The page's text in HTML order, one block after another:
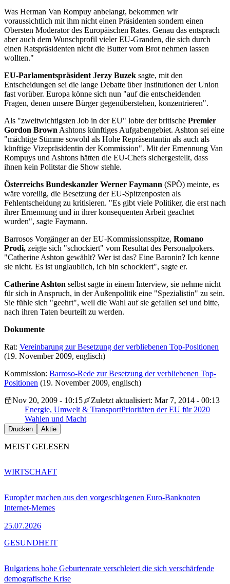
Was Herman Van Rompuy anbelangt, bekommen wir
voraussichtlich mit ihm nicht einen Präsidenten sondern einen
Obersten Moderator des Europäischen Rates. Genau das entsprach
aber auch dem Wunschprofil vieler EU-Granden, die sich durch
einen Ratspräsidenten nicht die Butter vom Brot nehmen lassen
wollten."
EU-Parlamentspräsident Jerzy Buzek sagte, mit den
Entscheidungen sei die lange Debatte über Institutionen der Union
fast vorüber. Europa könne sich nun "auf die entscheidenden
Fragen, denen unsere Bürger gegenüberstehen, konzentrieren".
Als "zweitwichtigsten Job in der EU" lobte der britische Premier
Gordon Brown Ashtons künftiges Aufgabengebiet. Ashton sei eine
"mächtige Stimme sowohl als Hohe Repräsentantin als auch als
künftige Vizepräsidentin der Kommission". Mit der Ernennung Van
Rompuys und Ashtons hätten die EU-Chefs sichergestellt, dass
ihnen kein Politstar die Show stehle.
Österreichs Bundeskanzler Werner Faymann (SPÖ) meinte, es
wäre voreilig, die Besetzung der EU-Spitzenposten als
Fehlentscheidung zu kritisieren. "Es gibt viele Politiker, die erst nach
ihrer Ernennung und in ihrer konsequenten Arbeit geachtet
wurden", sagte Faymann.
Barrosos Vorgänger an der EU-Kommissionsspitze, Romano
Prodi, zeigte sich "schockiert" vom Resultat des Personalpokers.
"Catherine Ashton gewählt? Wer ist das? Eine Baronin? Ich kenne
sie nicht. Es ist unglaublich, ich bin schockiert", sagte er.
Catherine Ashton selbst sagte in einem Interview, sie nehme nicht
für sich in Anspruch, in der Außenpolitik eine "Spezialistin" zu sein.
Sie fühle sich "geehrt", weil die Wahl auf sie gefallen sei und bitte,
nach ihren Taten beurteilt zu werden.
Dokumente
Rat: Vereinbarung zur Besetzung der verbliebenen Top-Positionen
(19. November 2009, englisch)
Kommission: Barroso-Rede zur Besetzung der verbliebenen Top-
Positionen (19. November 2009, englisch)
Nov 20, 2009 - 10:15
Zuletzt aktualisiert: Mar 7, 2014 - 00:13
Energie, Umwelt & TransportPrioritäten der EU für 2020
Wahlen und Macht
Drucken Aktie
MEIST GELESEN
Europäer machen aus den vorgeschlagenen Euro-Banknoten
Internet-Memes
25.07.2026
WIRTSCHAFT
Bulgariens hohe Geburtenrate verschleiert die sich verschärfende
demografische Krise
GESUNDHEIT